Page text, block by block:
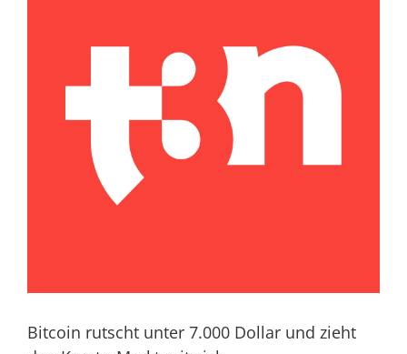
Bitcoin rutscht unter 7.000 Dollar und zieht